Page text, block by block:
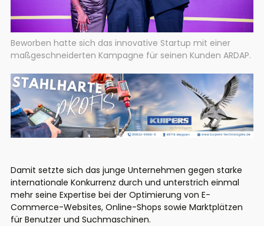
Beworben hatte sich das innovative Startup mit einer
maßgeschneiderten Kampagne für seinen Kunden ARDAP.
Damit setzte sich das junge Unternehmen gegen starke
internationale Konkurrenz durch und unterstrich einmal
mehr seine Expertise bei der Optimierung von E-
Commerce-Websites, Online-Shops sowie Marktplätzen
für Benutzer und Suchmaschinen.